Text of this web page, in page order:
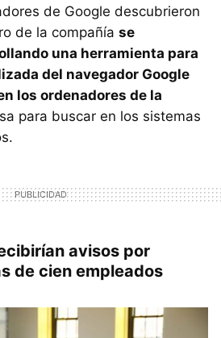
de Google descubrieron
de la compañía se
una herramienta para
del navegador Google
los ordenadores de la
para buscar en los sistemas
avisos por
de cien empleados